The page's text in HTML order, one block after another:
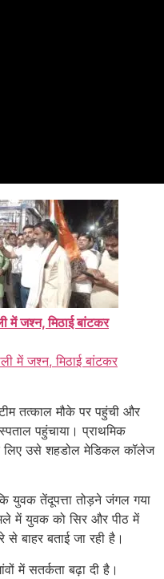
में जश्न, मिठाई बांटकर
में जश्न, मिठाई बांटकर
तत्काल मौके पर पहुंची और
पहुंचाया। प्राथमिक
लिए उसे शहडोल मेडिकल कॉलेज
युवक तेंदूपत्ता तोड़ने जंगल गया
में युवक को सिर और पीठ में
बाहर बताई जा रही है।
में सतर्कता बढ़ा दी है।